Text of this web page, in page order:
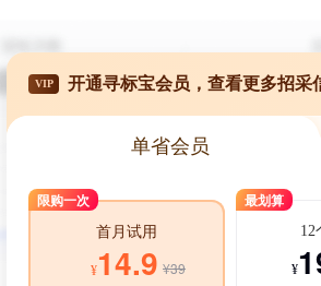
VIP 开通寻标宝会员，查看更多招采
单省会员
限购一次
首月试用
¥14.9 ¥39
最划算
12
¥